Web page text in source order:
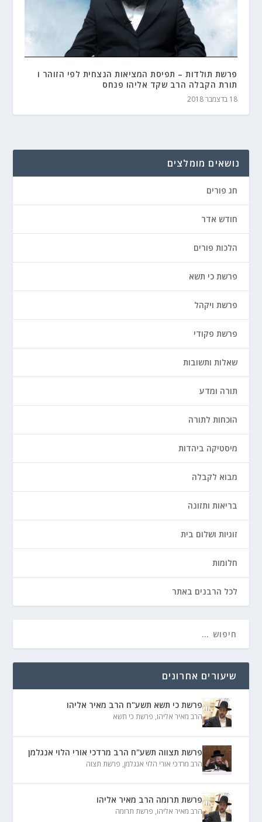
פרשת תולדות – תפיסת המציאות הנצחית לפי הזוהר ו
תורת הקבלה הרב שקד אליהו פנחס
18 בדצמבר 2018
נושאים מומלצים
חג פורים
חודש אדר
הלכות פורים
פרשת כי תשא
פרשת ויקהל
פרשת פקודי
שאלות ותשובות
תורה ומדע
הוכחות לתורה
מיסטיקה ביהדות
מבוא לקבלה
בריאות ותזונה
זוגיות ושלום בית
חלומות
לכל הרבנים באתר
שיעורים אחרונים
פרשת כי תשא תשע"ח הרב מאיר אליהו
הרב מאיר אליהו, פרשת כי תשא
פרשת תצווה תשע"ח הרב מרדכי אורי הלוי אנגלמן
הרב מרדכי אורי הלוי אנגלמן, פרשת תצוה
פרשת תרומה הרב מאיר אליהו
הרב מאיר אליהו, פרשת תרומה